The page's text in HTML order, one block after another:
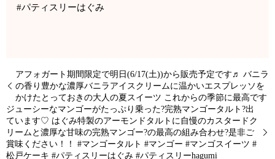
#パティスリーはぐみ
️アフォガート️期間限定で明日(6/17(土))から販売予定です♬ バニラ
の香り豊かな濃厚バニラアイスクリームに温かいエスプレッソを
かけたとっておきの大人の夏スイーツ これからの季節に最高です
ジューシーなマンゴーがたっぷり乗った?完熟マンゴータルト?出
ています♡ はぐみ特製のアーモンドタルトに自慢のカスタードク
リームと濃厚な甘味の完熟マンゴー?の最高の組み合わせ?是非ご
賞味ください！！ #マンゴータルト #マンゴー #マンゴスイーツ #
松戸ケーキ #パティスリーはぐみ #パティスリーhagumi